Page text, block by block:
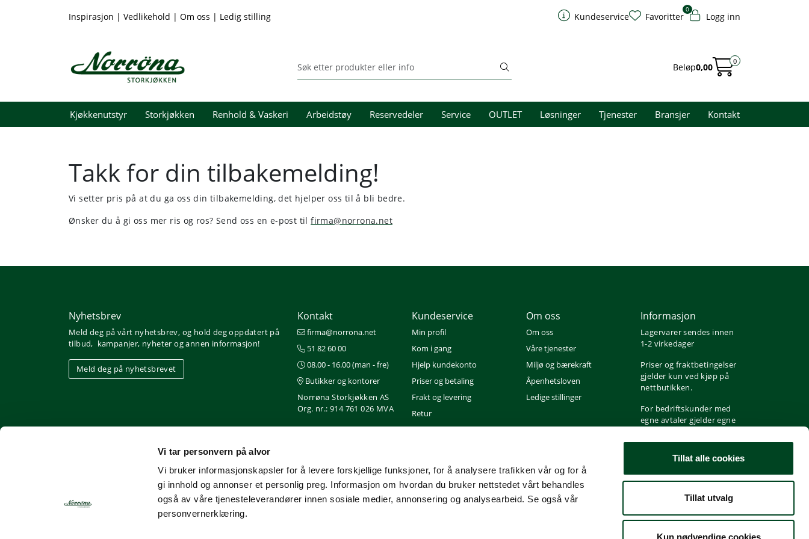
Vi tar personvern på alvor
Vi bruker informasjonskapsler for å levere forskjellige funksjoner, for å analysere trafikken vår og for å
gi innhold og annonser et personlig preg. Informasjon om hvordan du bruker nettstedet vårt behandles
også av våre tjenesteleverandører innen sosiale medier, annonsering og analysearbeid. Se også vår
personvernerklæring.
Tillat alle cookies
Tillat utvalg
Kun nødvendige cookies
Inspirasjon | Vedlikehold | Om oss | Ledig stilling Kundeservice
0
Favoritter Logg inn
Beløp0,00
0
Kjøkkenutstyr Storkjøkken Renhold & Vaskeri Arbeidstøy Reservedeler Service OUTLET Løsninger Tjenester Bransjer Kontakt
Takk for din tilbakemelding!
Vi setter pris på at du ga oss din tilbakemelding, det hjelper oss til å bli bedre.
Ønsker du å gi oss mer ris og ros? Send oss en e-post tilfirma@norrona.net
Nyhetsbrev
Meld deg på vårt nyhetsbrev, og hold deg oppdatert på
tilbud, kampanjer, nyheter og annen informasjon!
Meld deg på nyhetsbrevet
Kontakt
firma@norrona.net
51 82 60 00
08.00 - 16.00 (man - fre)
Butikker og kontorer
Norrøna Storkjøkken AS
Org. nr.: 914 761 026 MVA
Kundeservice
Min profil
Kom i gang
Hjelp kundekonto
Priser og betaling
Frakt og levering
Retur
Gavekort
Om oss
Om oss
Våre tjenester
Miljø og bærekraft
Åpenhetsloven
Ledige stillinger
Informasjon
Lagervarer sendes innen
1-2 virkedager
Priser og fraktbetingelser
gjelder kun ved kjøp på
nettbutikken.
For bedriftskunder med
egne avtaler gjelder egne
i henhold til avtale.